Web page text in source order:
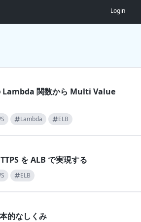
Login
Lambda 関数から Multi Value
Lambda ELB
を ALB で実現する
ELB
的なしくみ